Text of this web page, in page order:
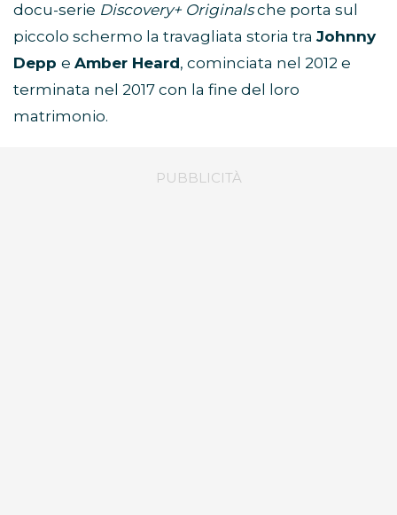
docu-serie Discovery+ Originalsche porta sul
piccolo schermo la travagliata storia tra Johnny
Depp e Amber Heard, cominciata nel 2012 e
terminata nel 2017 con la fine del loro
matrimonio.